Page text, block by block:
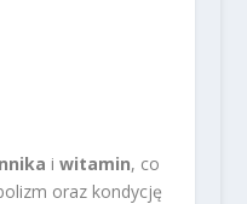
i witamin, co
oraz kondycję